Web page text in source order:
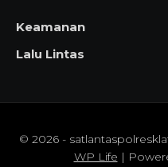
Keamanan
Lalu Lintas
© 2026 -
WP Life |